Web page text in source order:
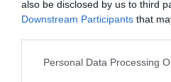
also be disclosed by us to third
Downstream Participants that
Personal Data Processing